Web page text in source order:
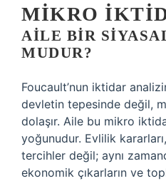
MIKRO
AILE BIR
MUDUR?
Foucault’nun iktidar
devletin tepesinde değil,
dolaşır. Aile bu mikro
yoğunudur. Evlilik
tercihler değil; aynı
ekonomik çıkarların ve